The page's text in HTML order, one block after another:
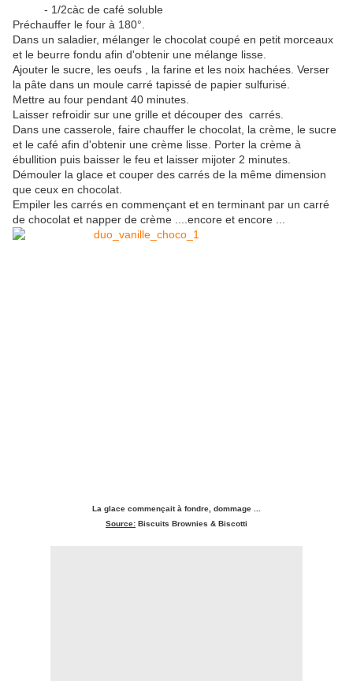
- 1/2càc de café soluble
Préchauffer le four à 180°.
Dans un saladier, mélanger le chocolat coupé en petit morceaux
et le beurre fondu afin d'obtenir une mélange lisse.
Ajouter le sucre, les oeufs , la farine et les noix hachées. Verser
la pâte dans un moule carré tapissé de papier sulfurisé.
Mettre au four pendant 40 minutes.
Laisser refroidir sur une grille et découper des carrés.
Dans une casserole, faire chauffer le chocolat, la crème, le sucre
et le café afin d'obtenir une crème lisse. Porter la crème à
ébullition puis baisser le feu et laisser mijoter 2 minutes.
Démouler la glace et couper des carrés de la même dimension
que ceux en chocolat.
Empiler les carrés en commençant et en terminant par un carré
de chocolat et napper de crème ....encore et encore ...
La glace commençait à fondre, dommage ...
Source: Biscuits Brownies & Biscotti